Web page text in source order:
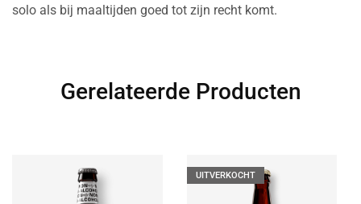
solo als bij maaltijden goed tot zijn recht komt.
Gerelateerde Producten
UITVERKOCHT